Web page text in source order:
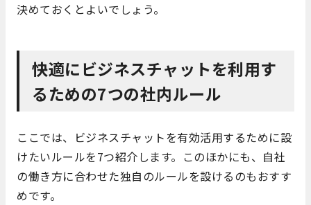
決めておくとよいでしょう。
快適にビジネスチャットを利用す
るための7つの社内ルール
ここでは、ビジネスチャットを有効活用するために設
けたいルールを7つ紹介します。このほかにも、自社
の働き方に合わせた独自のルールを設けるのもおすす
めです。